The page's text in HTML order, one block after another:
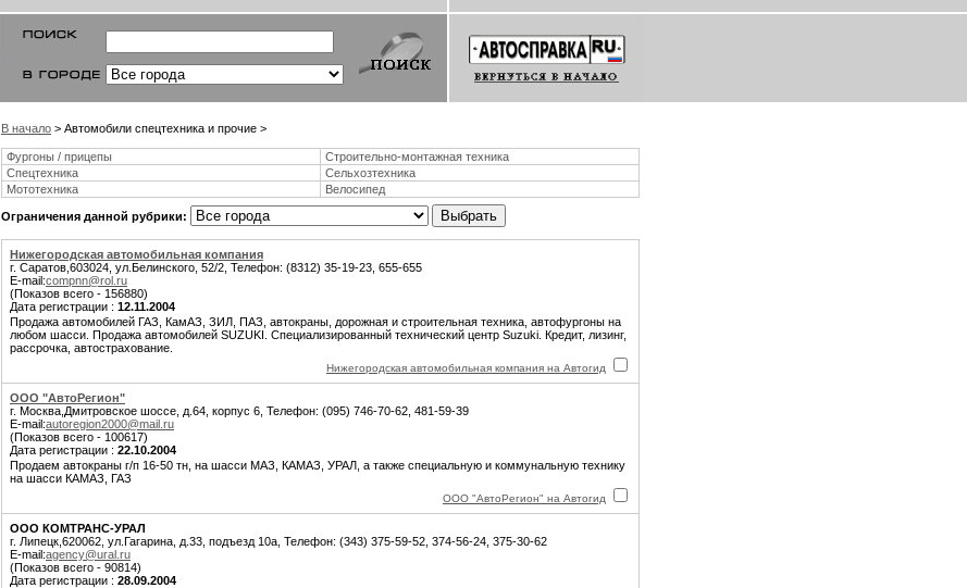
В начало > Автомобили спецтехника и прочие >
Фургоны / прицепы
Строительно-монтажная техника
Спецтехника
Сельхозтехника
Мототехника
Велосипед
Ограничения данной рубрики:
Нижегородская автомобильная компания
г. Саратов,603024, ул.Белинского, 52/2, Телефон: (8312) 35-19-23, 655-655
E-mail:compnn@rol.ru
(Показов всего - 156880)
Дата регистрации : 12.11.2004
Продажа автомобилей ГАЗ, КамАЗ, ЗИЛ, ПАЗ, автокраны, дорожная и строительная техника, автофургоны на
любом шасси. Продажа автомобилей SUZUKI. Специализированный технический центр Suzuki. Кредит, лизинг,
рассрочка, автострахование.
Нижегородская автомобильная компания на Автогид
ООО "АвтоРегион"
г. Москва,Дмитровское шоссе, д.64, корпус 6, Телефон: (095) 746-70-62, 481-59-39
E-mail:autoregion2000@mail.ru
(Показов всего - 100617)
Дата регистрации : 22.10.2004
Продаем автокраны г/п 16-50 тн, на шасси МАЗ, КАМАЗ, УРАЛ, а также специальную и коммунальную технику
на шасси КАМАЗ, ГАЗ
ООО "АвтоРегион" на Автогид
ООО КОМТРАНС-УРАЛ
г. Липецк,620062, ул.Гагарина, д.33, подъезд 10а, Телефон: (343) 375-59-52, 374-56-24, 375-30-62
E-mail:agency@ural.ru
(Показов всего - 90814)
Дата регистрации : 28.09.2004